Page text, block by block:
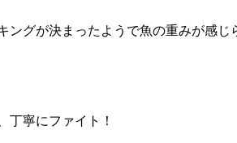
ングが決まったようで魚の重みが感じ
丁寧にファイト！